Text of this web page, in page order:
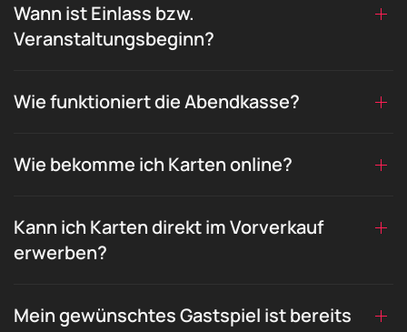
Wann ist Einlass bzw.
Veranstaltungsbeginn?
Wie funktioniert die Abendkasse?
Wie bekomme ich Karten online?
Kann ich Karten direkt im Vorverkauf
erwerben?
Mein gewünschtes Gastspiel ist bereits